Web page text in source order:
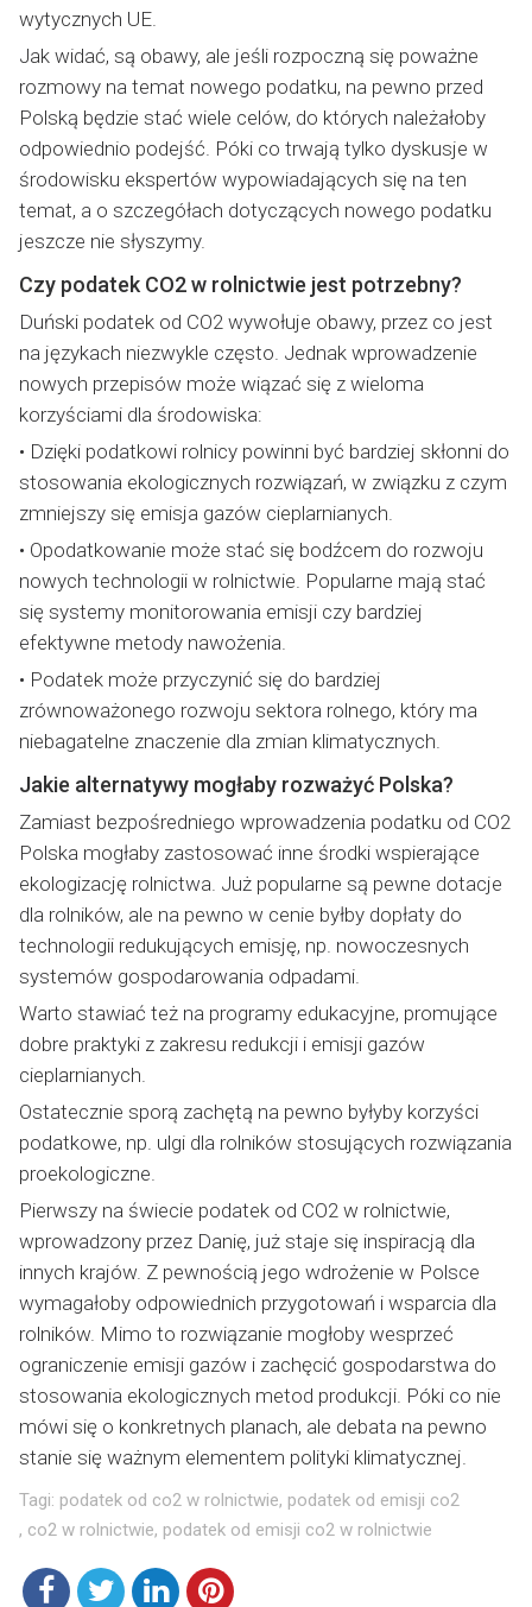
wytycznych UE.
Jak widać, są obawy, ale jeśli rozpoczną się poważne
rozmowy na temat nowego podatku, na pewno przed
Polską będzie stać wiele celów, do których należałoby
odpowiednio podejść. Póki co trwają tylko dyskusje w
środowisku ekspertów wypowiadających się na ten
temat, a o szczegółach dotyczących nowego podatku
jeszcze nie słyszymy.
Czy podatek CO2 w rolnictwie jest potrzebny?
Duński podatek od CO2 wywołuje obawy, przez co jest
na językach niezwykle często. Jednak wprowadzenie
nowych przepisów może wiązać się z wieloma
korzyściami dla środowiska:
• Dzięki podatkowi rolnicy powinni być bardziej skłonni do
stosowania ekologicznych rozwiązań, w związku z czym
zmniejszy się emisja gazów cieplarnianych.
• Opodatkowanie może stać się bodźcem do rozwoju
nowych technologii w rolnictwie. Popularne mają stać
się systemy monitorowania emisji czy bardziej
efektywne metody nawożenia.
• Podatek może przyczynić się do bardziej
zrównoważonego rozwoju sektora rolnego, który ma
niebagatelne znaczenie dla zmian klimatycznych.
Jakie alternatywy mogłaby rozważyć Polska?
Zamiast bezpośredniego wprowadzenia podatku od CO2
Polska mogłaby zastosować inne środki wspierające
ekologizację rolnictwa. Już popularne są pewne dotacje
dla rolników, ale na pewno w cenie byłby dopłaty do
technologii redukujących emisję, np. nowoczesnych
systemów gospodarowania odpadami.
Warto stawiać też na programy edukacyjne, promujące
dobre praktyki z zakresu redukcji i emisji gazów
cieplarnianych.
Ostatecznie sporą zachętą na pewno byłyby korzyści
podatkowe, np. ulgi dla rolników stosujących rozwiązania
proekologiczne.
Pierwszy na świecie podatek od CO2 w rolnictwie,
wprowadzony przez Danię, już staje się inspiracją dla
innych krajów. Z pewnością jego wdrożenie w Polsce
wymagałoby odpowiednich przygotowań i wsparcia dla
rolników. Mimo to rozwiązanie mogłoby wesprzeć
ograniczenie emisji gazów i zachęcić gospodarstwa do
stosowania ekologicznych metod produkcji. Póki co nie
mówi się o konkretnych planach, ale debata na pewno
stanie się ważnym elementem polityki klimatycznej.
Tagi: podatek od co2 w rolnictwie, podatek od emisji co2
, co2 w rolnictwie, podatek od emisji co2 w rolnictwie